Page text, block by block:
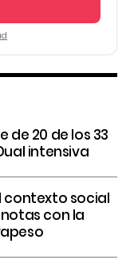
de 20 de los 33
intensiva
contexto social
con la